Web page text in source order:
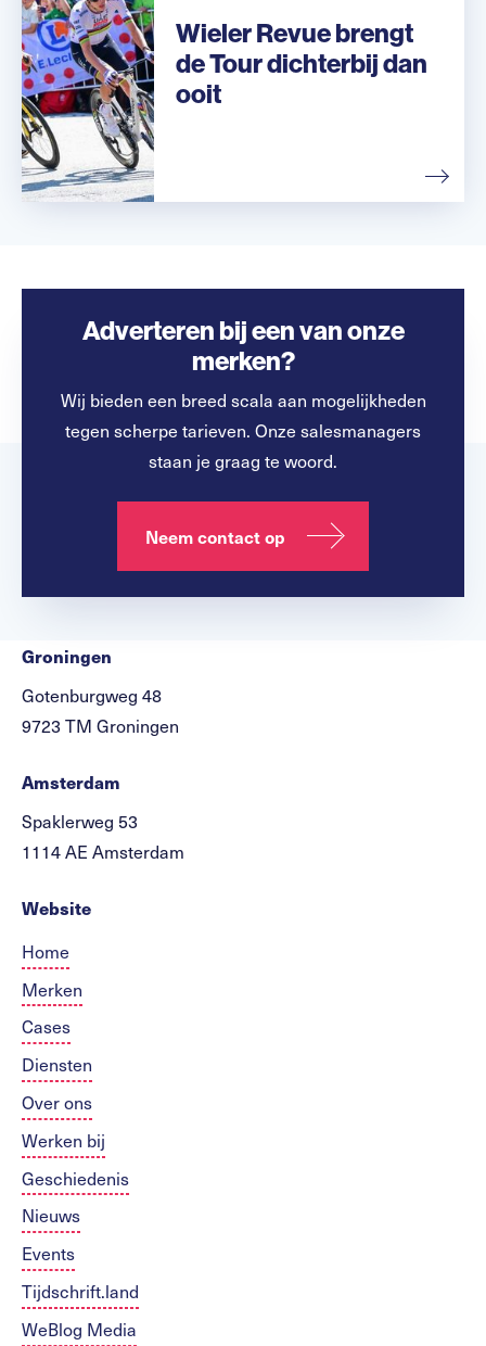
Wieler Revue brengt
de Tour dichterbij dan
ooit
Adverteren bij een van onze
merken?
Wij bieden een breed scala aan mogelijkheden
tegen scherpe tarieven. Onze salesmanagers
staan je graag te woord.
Neem contact op
Groningen
Gotenburgweg 48
9723 TM Groningen
Amsterdam
Spaklerweg 53
1114 AE Amsterdam
Website
Home
Merken
Cases
Diensten
Over ons
Werken bij
Geschiedenis
Nieuws
Events
Tijdschrift.land
WeBlog Media